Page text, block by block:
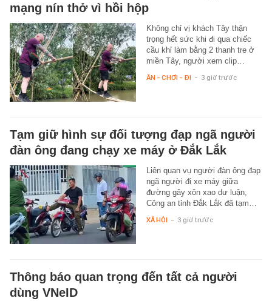
mạng nín thở vì hồi hộp
Không chỉ vị khách Tây thận
trọng hết sức khi đi qua chiếc
cầu khỉ làm bằng 2 thanh tre ở
miền Tây, người xem clip…
ĂN - CHƠI - ĐI - 3 giờ trước
Tạm giữ hình sự đối tượng đạp ngã người
đàn ông đang chạy xe máy ở Đắk Lắk
Liên quan vụ người đàn ông đạp
ngã người đi xe máy giữa
đường gây xôn xao dư luận,
Công an tỉnh Đắk Lắk đã tạm…
XÃ HỘI - 3 giờ trước
Thông báo quan trọng đến tất cả người
dùng VNeID